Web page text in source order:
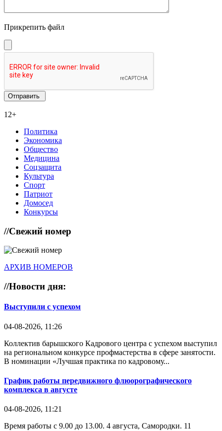
Прикрепить файл
12+
Политика
Экономика
Общество
Медицина
Соцзащита
Культура
Спорт
Патриот
Домосед
Конкурсы
//Свежий номер
АРХИВ НОМЕРОВ
//Новости дня:
Выступили с успехом
04-08-2026, 11:26
Коллектив барышского Кадрового центра с успехом выступил
на региональном конкурсе профмастерства в сфере занятости.
В номинации «Лучшая практика по кадровому...
График работы передвижного флюорографического
комплекса в августе
04-08-2026, 11:21
Время работы с 9.00 до 13.00. 4 августа, Самородки. 11